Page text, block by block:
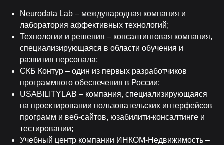
Neurodata Lab – международная компания и
лаборатория аффективных технологий;
Технологии и решения – консалтинговая компания,
специализирующаяся в области обучения и
развития персонала;
СКБ Контур – один из первых разработчиков
программного обеспечения в России;
USABILITYLAB – компания, специализирующаяся
на проектировании пользовательских интерфейсов
программ и веб-сайтов, юзабилити-консалтинге и
тестировании;
Учебный центр компании ИНКОМ-Недвижимость –